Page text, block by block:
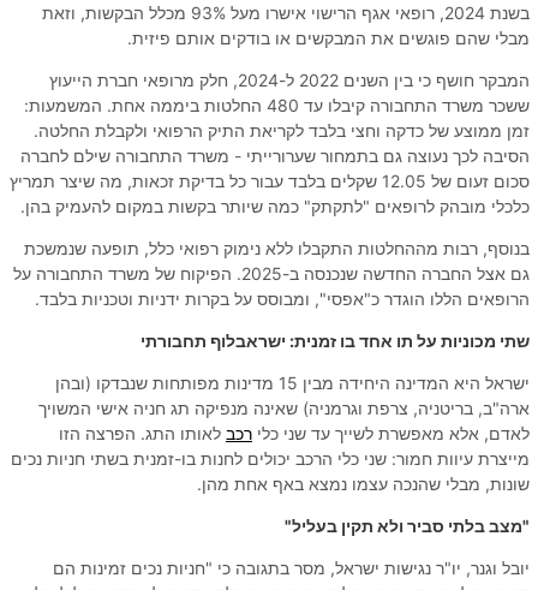
בשנת 2024, רופאי אגף הרישוי אישרו מעל 93% מכלל הבקשות, וזאת
מבלי שהם פוגשים את המבקשים או בודקים אותם פיזית.
המבקר חושף כי בין השנים 2022 ל-2024, חלק מרופאי חברת הייעוץ
ששכר משרד התחבורה קיבלו עד 480 החלטות ביממה אחת. המשמעות:
זמן ממוצע של כדקה וחצי בלבד לקריאת התיק הרפואי ולקבלת החלטה.
הסיבה לכך נעוצה גם בתמחור שערורייתי - משרד התחבורה שילם לחברה
סכום זעום של 12.05 שקלים בלבד עבור כל בדיקת זכאות, מה שיצר תמריץ
כלכלי מובהק לרופאים "לתקתק" כמה שיותר בקשות במקום להעמיק בהן.
בנוסף, רבות מההחלטות התקבלו ללא נימוק רפואי כלל, תופעה שנמשכת
גם אצל החברה החדשה שנכנסה ב-2025. הפיקוח של משרד התחבורה על
הרופאים הללו הוגדר כ"אפסי", ומבוסס על בקרות ידניות וטכניות בלבד.
שתי מכוניות על תו אחד בו זמנית: ישראבלוף תחבורתי
ישראל היא המדינה היחידה מבין 15 מדינות מפותחות שנבדקו (ובהן
ארה"ב, בריטניה, צרפת וגרמניה) שאינה מנפיקה תג חניה אישי המשויך
לאדם, אלא מאפשרת לשייך עד שני כלי רכב לאותו התג. הפרצה הזו
מייצרת עיוות חמור: שני כלי הרכב יכולים לחנות בו-זמנית בשתי חניות נכים
שונות, מבלי שהנכה עצמו נמצא באף אחת מהן.
"מצב בלתי סביר ולא תקין בעליל"
יובל וגנר, יו"ר נגישות ישראל, מסר בתגובה כי "חניות נכים זמינות הם